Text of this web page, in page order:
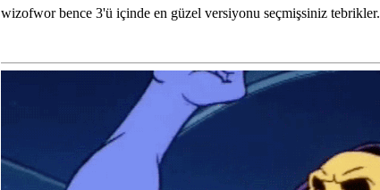
wizofwor bence 3'ü içinde en güzel versiyonu seçmişsiniz tebrikler.